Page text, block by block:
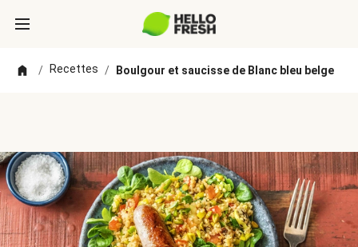
/ Recettes / Boulgour et saucisse de Blanc bleu belge